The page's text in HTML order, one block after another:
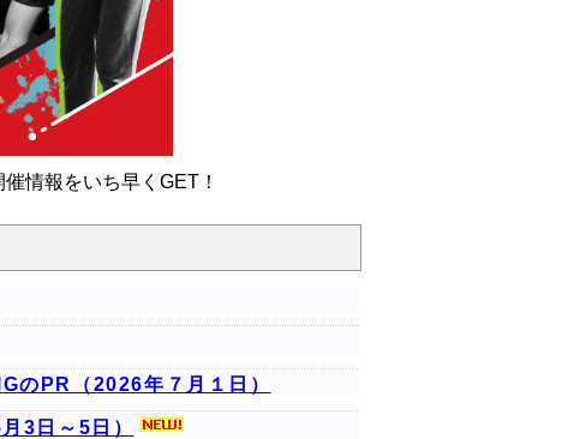
情報をいち早くGET！
のPR（2026年７月１日）
3日～5日）